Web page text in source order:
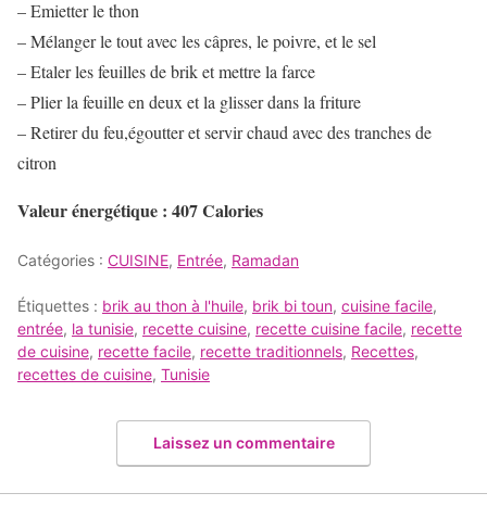
– Emietter le thon
– Mélanger le tout avec les câpres, le poivre, et le sel
– Etaler les feuilles de brik et mettre la farce
– Plier la feuille en deux et la glisser dans la friture
– Retirer du feu,égoutter et servir chaud avec des tranches de
citron
Valeur énergétique : 407 Calories
Catégories : CUISINE, Entrée, Ramadan
Étiquettes : brik au thon à l'huile, brik bi toun, cuisine facile,
entrée, la tunisie, recette cuisine, recette cuisine facile, recette
de cuisine, recette facile, recette traditionnels, Recettes,
recettes de cuisine, Tunisie
Laissez un commentaire